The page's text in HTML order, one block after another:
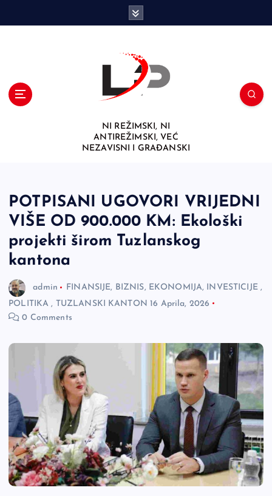
NI REŽIMSKI, NI
ANTIREŽIMSKI, VEĆ
NEZAVISNI I GRAĐANSKI
POTPISANI UGOVORI VRIJEDNI
VIŠE OD 900.000 KM: Ekološki
projekti širom Tuzlanskog
kantona
admin FINANSIJE, BIZNIS, EKONOMIJA, INVESTICIJE,
POLITIKA , TUZLANSKI KANTON 16 Aprila, 2026
0 Comments